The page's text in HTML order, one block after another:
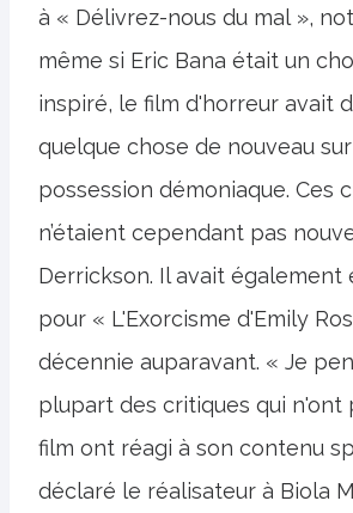
à « Délivrez-nous du mal »,
même si Eric Bana était un
inspiré, le film d'horreur avait
quelque chose de nouveau
possession démoniaque. Ces
n’étaient cependant pas
Derrickson. Il avait également
pour « L'Exorcisme d'Emily
décennie auparavant. « Je
plupart des critiques qui n'ont
film ont réagi à son contenu
déclaré le réalisateur à Biola